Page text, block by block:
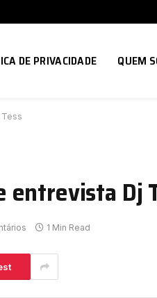
DE PRIVACIDADE QUEM
entrevista Dj
1 Min Read